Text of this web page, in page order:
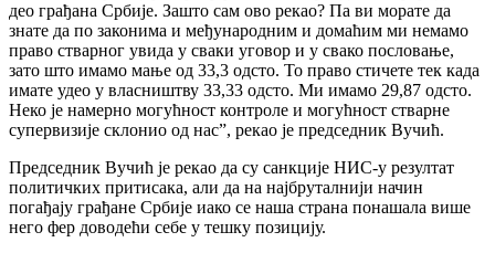
део грађана Србије. Зашто сам ово рекао? Па ви морате да
знате да по законима и међународним и домаћим ми немамо
право стварног увида у сваки уговор и у свако пословање,
зато што имамо мање од 33,3 одсто. То право стичете тек када
имате удео у власништву 33,33 одсто. Ми имамо 29,87 одсто.
Неко је намерно могућност контроле и могућност стварне
супервизије склонио од нас”, рекао је председник Вучић.
Председник Вучић је рекао да су санкције НИС-у резултат
политичких притисака, али да на најбруталнији начин
погађају грађане Србије иако се наша страна понашала више
него фер доводећи себе у тешку позицију.